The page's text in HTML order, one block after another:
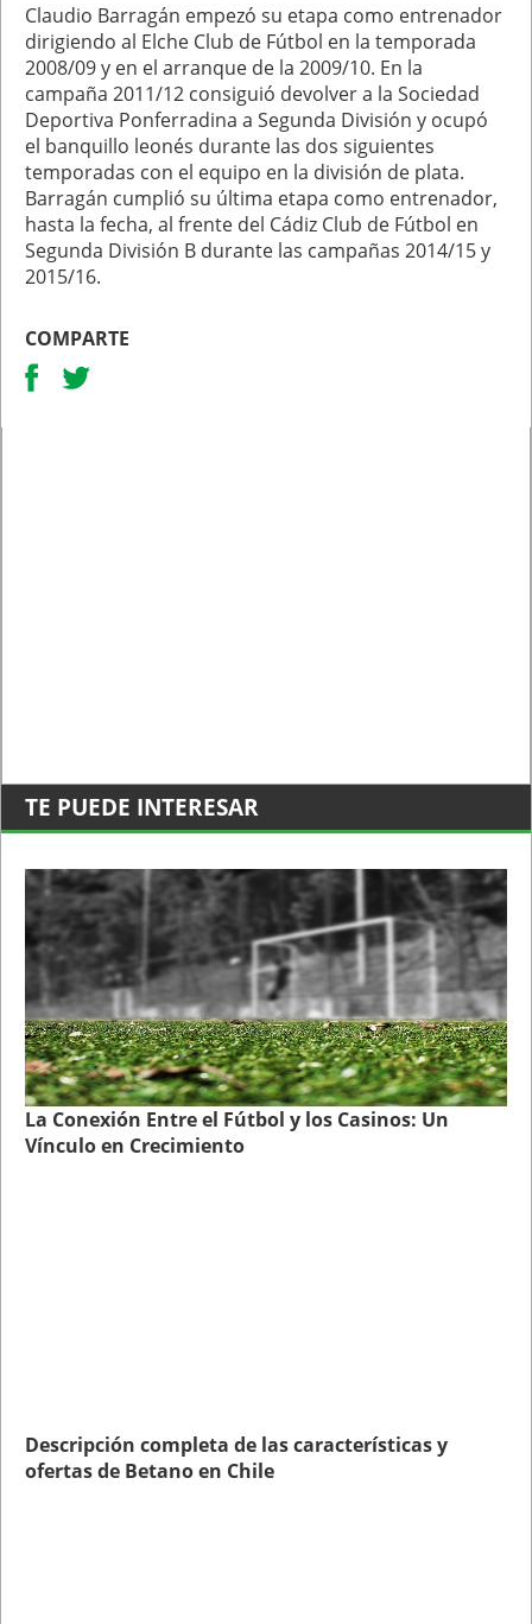
Claudio Barragán empezó su etapa como entrenador
dirigiendo al Elche Club de Fútbol en la temporada
2008/09 y en el arranque de la 2009/10. En la
campaña 2011/12 consiguió devolver a la Sociedad
Deportiva Ponferradina a Segunda División y ocupó
el banquillo leonés durante las dos siguientes
temporadas con el equipo en la división de plata.
Barragán cumplió su última etapa como entrenador,
hasta la fecha, al frente del Cádiz Club de Fútbol en
Segunda División B durante las campañas 2014/15 y
2015/16.
COMPARTE
TE PUEDE INTERESAR
La Conexión Entre el Fútbol y los Casinos: Un
Vínculo en Crecimiento
Descripción completa de las características y
ofertas de Betano en Chile